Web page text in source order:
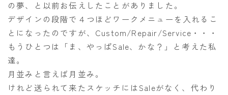
の夢、と以前お伝えしたことがありました。
デザインの段階で４つほどワークメニューを入れるこ
とになったのですが、Custom/Repair/Service・・・
もうひとつは「ま、やっぱSale、かな？」と考えた私
達。
月並みと言えば月並み。
けれど送られて来たスケッチにはSaleがなく、代わり